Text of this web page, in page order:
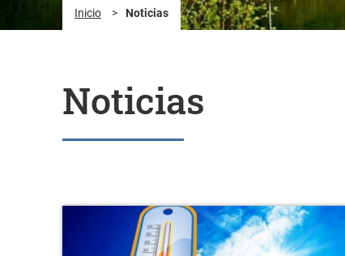
Inicio > Noticias
Noticias